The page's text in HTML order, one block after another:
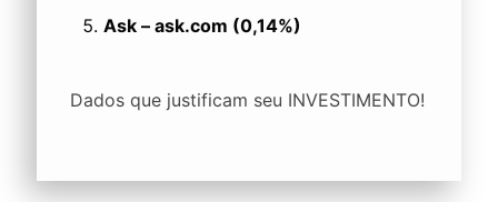
Ask – ask.com (0,14%)
Dados que justificam seu INVESTIMENTO!